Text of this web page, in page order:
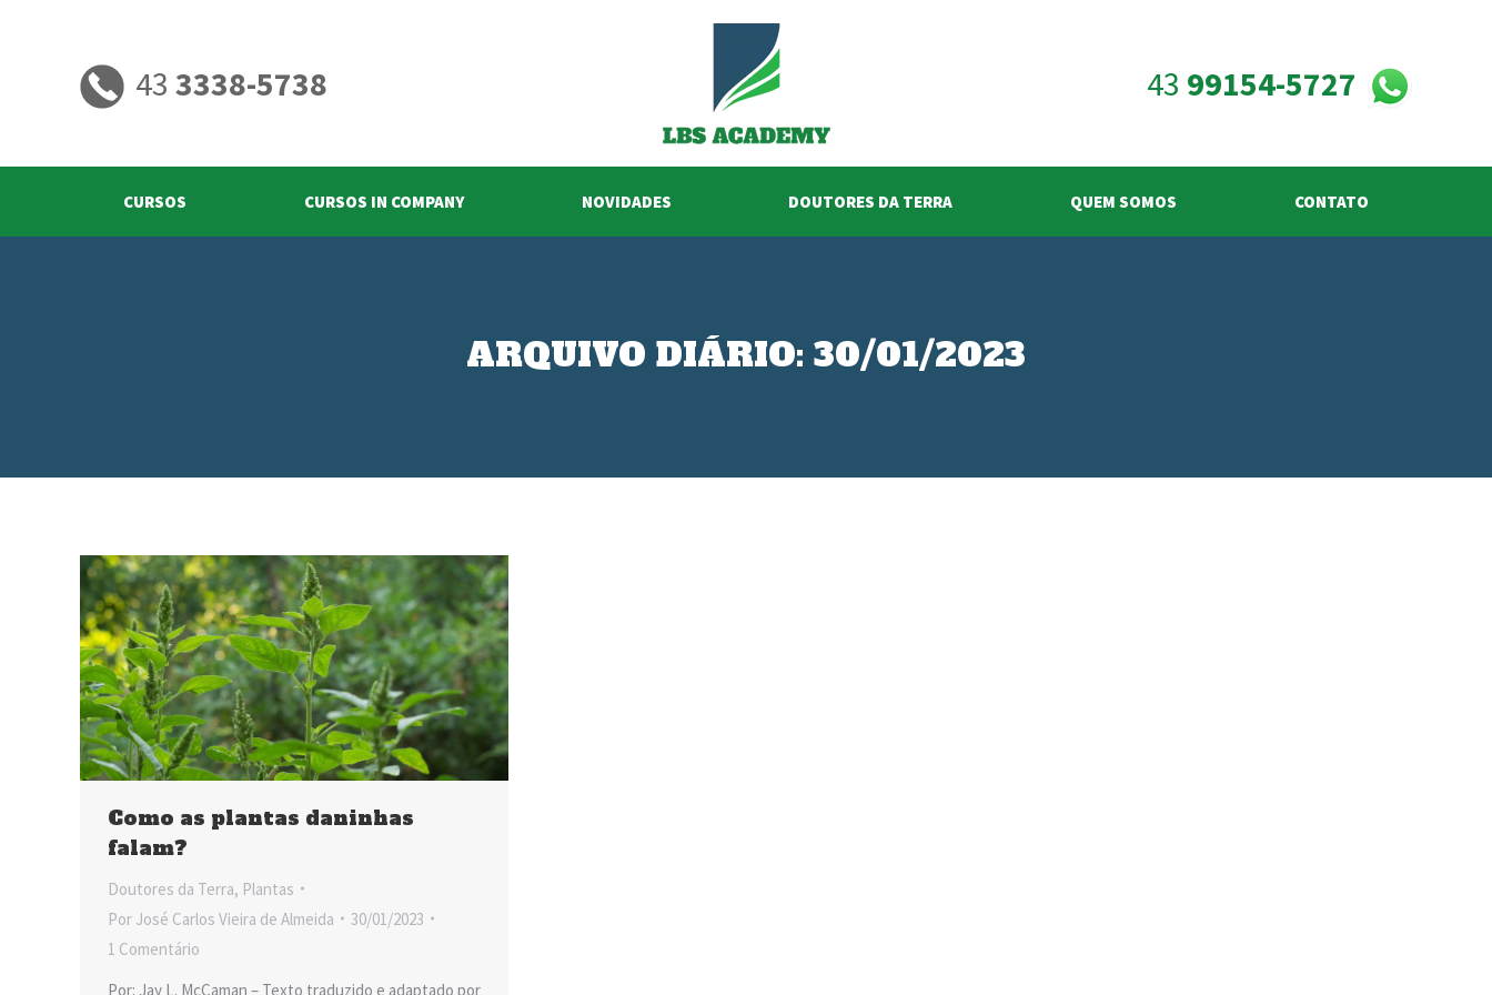
43 3338-5738 43 99154-5727
CURSOS CURSOS IN COMPANY NOVIDADES DOUTORES DA TERRA QUEM SOMOS CONTATO
ARQUIVO DIÁRIO: 30/01/2023
Como as plantas daninhas
falam?
Doutores da Terra, Plantas
Por José Carlos Vieira de Almeida
30/01/2023
1 Comentário
Por: Jay L. McCaman – Texto traduzido e adaptado por